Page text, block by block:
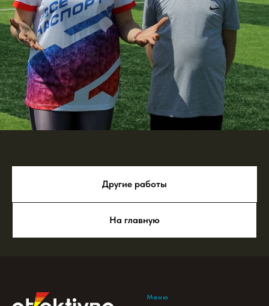
Другие работы
На главную
Меню